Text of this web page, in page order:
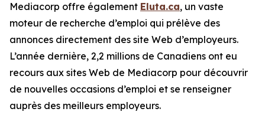
Mediacorp offre également Eluta.ca, un vaste
moteur de recherche d’emploi qui prélève des
annonces directement des site Web d’employeurs.
L’année dernière, 2,2 millions de Canadiens ont eu
recours aux sites Web de Mediacorp pour découvrir
de nouvelles occasions d’emploi et se renseigner
auprès des meilleurs employeurs.